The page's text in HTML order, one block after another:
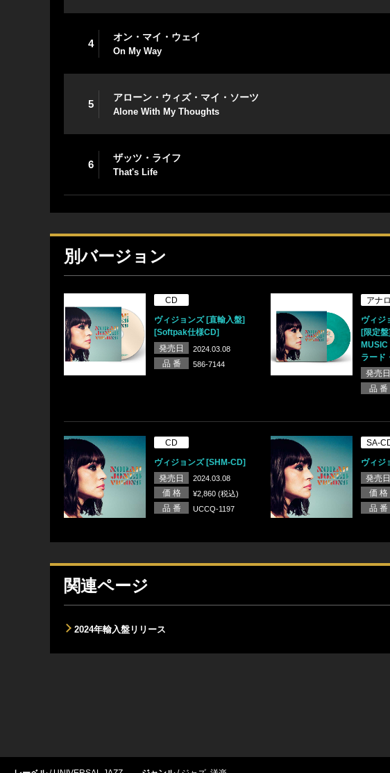
4
オン・マイ・ウェイ
On My Way
5
アローン・ウィズ・マイ・ソーツ
Alone With My Thoughts
6
ザッツ・ライフ
That's Life
別バージョン
CD
ヴィジョンズ [直輸入盤]
[Softpak仕様CD]
発売日
2024.03.08
品 番 586-7144
アナ
ヴィジ
[限定
ラード
発売日
品 番
CD
ヴィジョンズ [SHM-CD]
発売日
2024.03.08
価 格 ¥2,860 (税込)
品 番 UCCQ-1197
SA-
ヴィジ
発売日
価 格
品 番
関連ページ
2024年輸入盤リリース